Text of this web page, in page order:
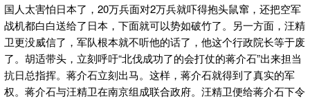
国人太害怕日本了，20万兵面对2万兵就吓得抱头鼠窜，还把空军
战机都白白送给了日本，下面就可以势如破竹了。另一方面，汪精
卫更没威信了，军队根本就不听他的话了，他这个行政院长等于废
了。胡适带头，立刻呼吁“北伐成功了的会打仗的蒋介石”出来担当
抗日总指挥。蒋介石立刻出马。这样，蒋介石就得到了真实的军
权。蒋介石与汪精卫在南京组成联合政府。汪精卫便给蒋介石下令